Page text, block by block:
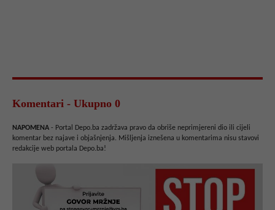
Komentari - Ukupno 0
NAPOMENA - Portal Depo.ba zadržava pravo da obriše neprimjereni dio ili cijeli
komentar bez najave i objašnjenja. Mišljenja iznešena u komentarima nisu stavovi
redakcije web portala Depo.ba!